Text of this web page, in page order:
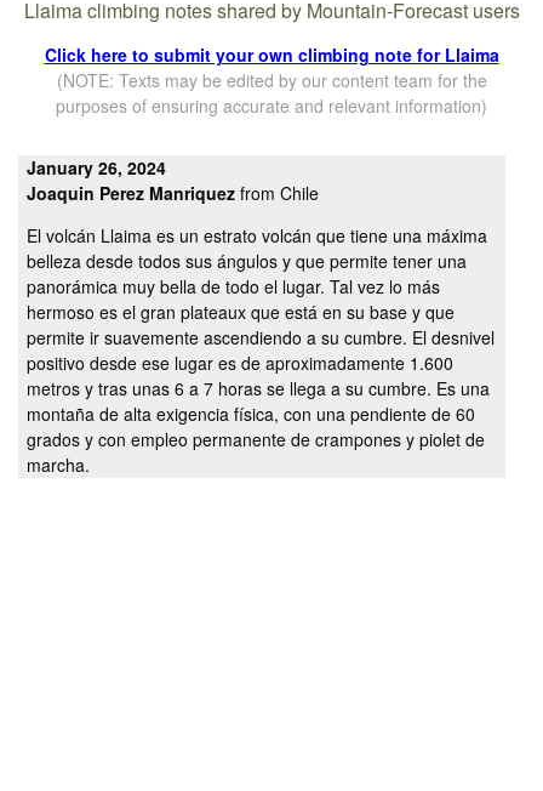
Llaima climbing notes shared by Mountain-Forecast users
Click here to submit your own climbing note for Llaima
(NOTE: Texts may be edited by our content team for the
purposes of ensuring accurate and relevant information)
January 26, 2024
Joaquin Perez Manriquez from Chile
El volcán Llaima es un estrato volcán que tiene una máxima
belleza desde todos sus ángulos y que permite tener una
panorámica muy bella de todo el lugar. Tal vez lo más
hermoso es el gran plateaux que está en su base y que
permite ir suavemente ascendiendo a su cumbre. El desnivel
positivo desde ese lugar es de aproximadamente 1.600
metros y tras unas 6 a 7 horas se llega a su cumbre. Es una
montaña de alta exigencia física, con una pendiente de 60
grados y con empleo permanente de crampones y piolet de
marcha.